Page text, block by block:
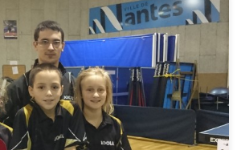
la coupe jeunes Loire-Atlantique. le club
En minimes Tristan, Tonin et Louis
en faisant une bonne compétition. En
Léonie terminent 4ème sur 14 en loupant de
bon résultat […]